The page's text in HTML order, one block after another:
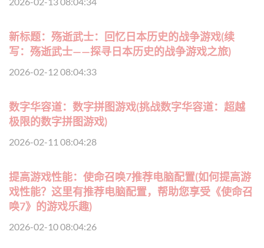
新标题：殇逝武士：回忆日本历史的战争游戏(续
写：殇逝武士——探寻日本历史的战争游戏之旅)
2026-02-12 08:04:33
数字华容道：数字拼图游戏(挑战数字华容道：超越
极限的数字拼图游戏)
2026-02-11 08:04:28
提高游戏性能：使命召唤7推荐电脑配置(如何提高游
戏性能？这里有推荐电脑配置，帮助您享受《使命召
唤7》的游戏乐趣)
2026-02-10 08:04:26